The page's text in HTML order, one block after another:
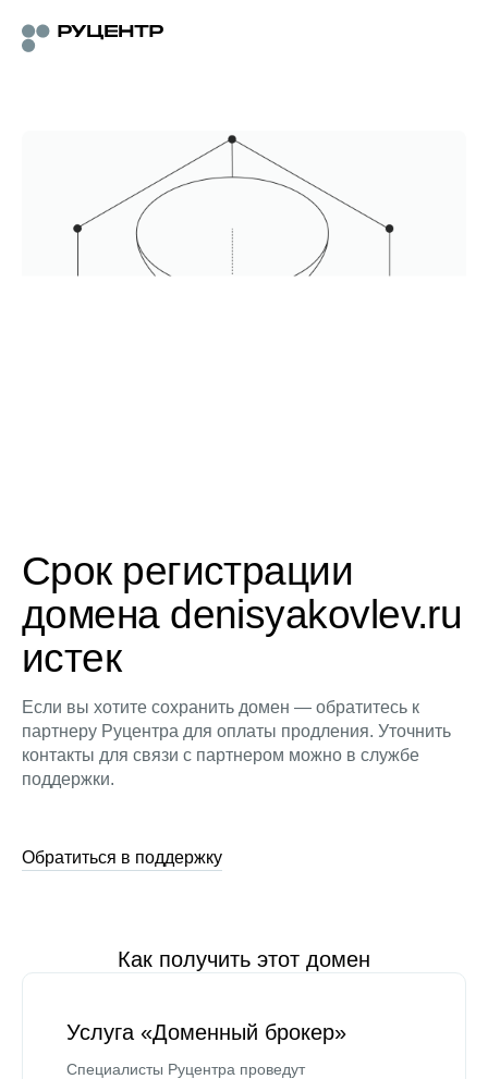
Срок регистрации
домена denisyakovlev.ru
истек
Если вы хотите сохранить домен — обратитесь к
партнеру Руцентра для оплаты продления. Уточнить
контакты для связи с партнером можно в службе
поддержки.
Обратиться в поддержку
Как получить этот домен
Услуга «Доменный брокер»
Специалисты Руцентра проведут